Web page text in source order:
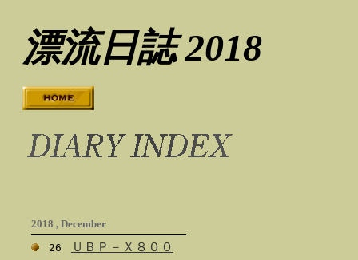
漂流日誌 2018
2018 , December
26
ＵＢＰ－Ｘ８００